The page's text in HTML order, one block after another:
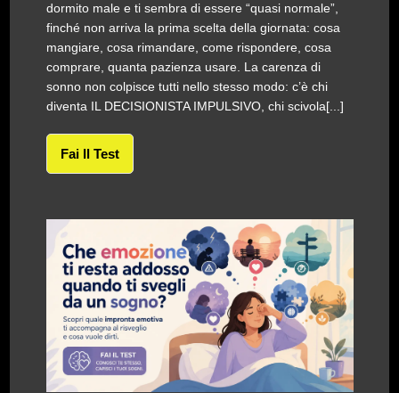
dormito male e ti sembra di essere “quasi normale”,
finché non arriva la prima scelta della giornata: cosa
mangiare, cosa rimandare, come rispondere, cosa
comprare, quanta pazienza usare. La carenza di
sonno non colpisce tutti nello stesso modo: c’è chi
diventa IL DECISIONISTA IMPULSIVO, chi scivola[...]
Fai Il Test